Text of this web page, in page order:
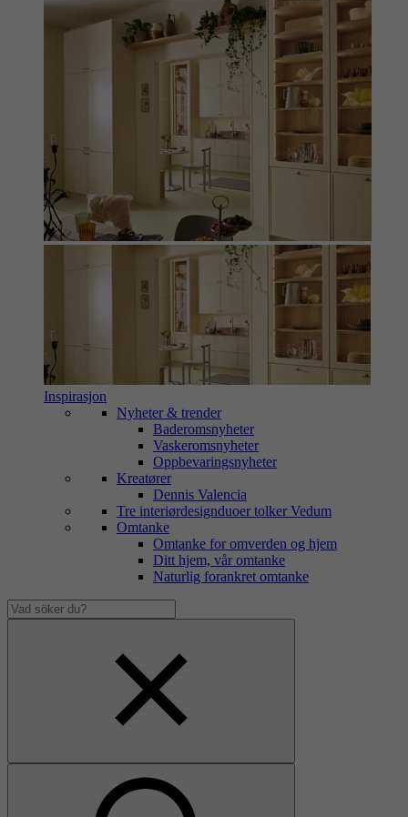
Inspirasjon
Nyheter & trender
Baderomsnyheter
Vaskeromsnyheter
Oppbevaringsnyheter
Kreatører
Dennis Valencia
Tre interiørdesignduoer tolker Vedum
Omtanke
Omtanke for omverden og hjem
Ditt hjem, vår omtanke
Naturlig forankret omtanke
Vad
söker